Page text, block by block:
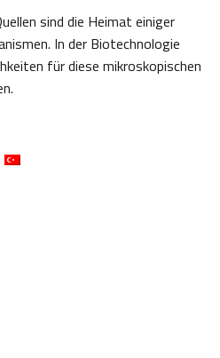
sind die Heimat einiger
In der Biotechnologie
für diese mikroskopischen